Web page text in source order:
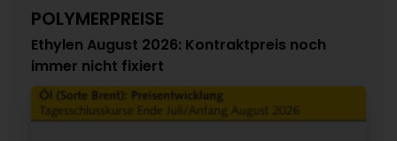
POLYMERPREISE
Ethylen August 2026: Kontraktpreis noch
immer nicht fixiert